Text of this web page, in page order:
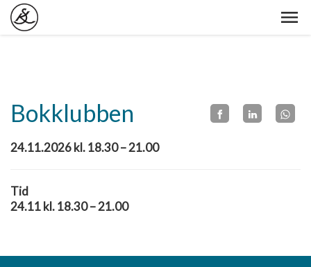
Bokklubben
24.11.2026 kl. 18.30 – 21.00
Tid
24.11 kl. 18.30 – 21.00